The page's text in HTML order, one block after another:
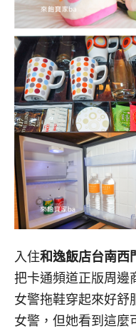
入住和逸飯店台南西
把卡通頻道正版周邊
女警拖鞋穿起來好舒
女警，但她看到這麼